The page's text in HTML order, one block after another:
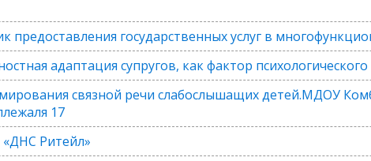
предоставления государственных услуг в
адаптация супругов, как фактор психологического
связной речи слабослышащих детей.МДОУ
17
Ритейл»